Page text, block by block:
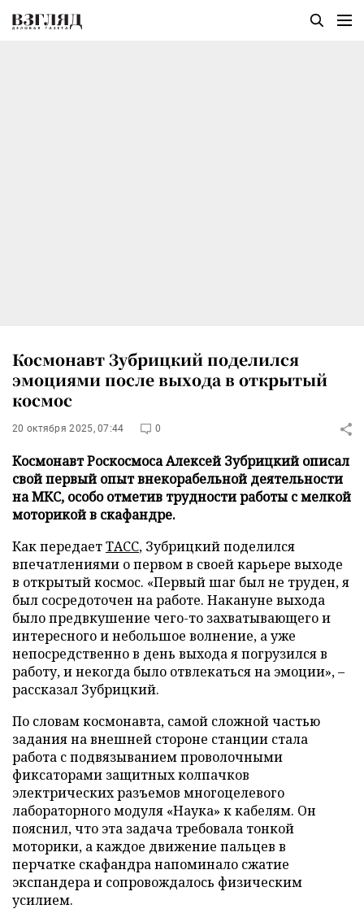
Космонавт Зубрицкий поделился
эмоциями после выхода в открытый
космос
20 октября 2025, 07:44 0
Космонавт Роскосмоса Алексей Зубрицкий описал
свой первый опыт внекорабельной деятельности
на МКС, особо отметив трудности работы с мелкой
моторикой в скафандре.
Как передаетТАСС, Зубрицкий поделился
впечатлениями о первом в своей карьере выходе
в открытый космос. «Первый шаг был не труден, я
был сосредоточен на работе. Накануне выхода
было предвкушение чего-то захватывающего и
интересного и небольшое волнение, а уже
непосредственно в день выхода я погрузился в
работу, и некогда было отвлекаться на эмоции», –
рассказал Зубрицкий.
По словам космонавта, самой сложной частью
задания на внешней стороне станции стала
работа с подвязыванием проволочными
фиксаторами защитных колпачков
электрических разъемов многоцелевого
лабораторного модуля «Наука» к кабелям. Он
пояснил, что эта задача требовала тонкой
моторики, а каждое движение пальцев в
перчатке скафандра напоминало сжатие
экспандера и сопровождалось физическим
усилием.